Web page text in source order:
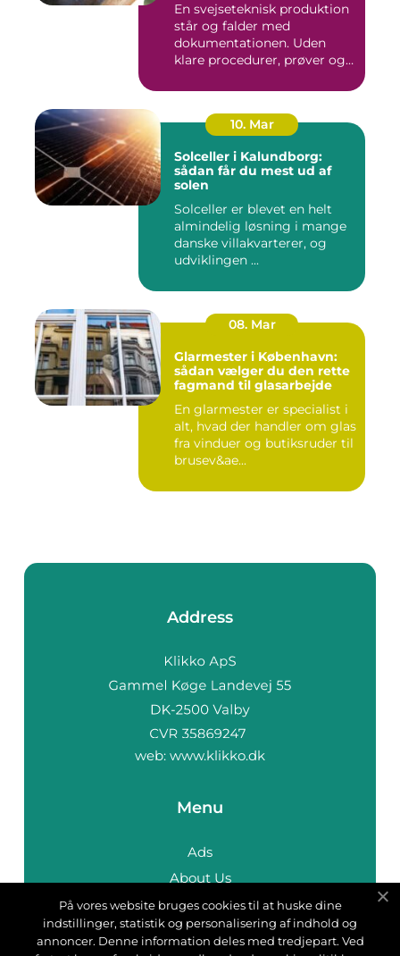
En svejseteknisk produktion
står og falder med
dokumentationen. Uden
klare procedurer, prøver og
10. Mar
Solceller i Kalundborg:
sådan får du mest ud af
solen
Solceller er blevet en helt
almindelig løsning i mange
danske villakvarterer, og
udviklingen ...
08. Mar
Glarmester i København:
sådan vælger du den rette
fagmand til glasarbejde
En glarmester er specialist i
alt, hvad der handler om glas
fra vinduer og butiksruder til
brusev&ae...
Address
web: www.klikko.dk
Menu
Ads
About Us
Cookies
Contact
På vores website bruges cookies til at huske dine
indstillinger, statistik og personalisering af indhold og
annoncer. Denne information deles med tredjepart. Ved